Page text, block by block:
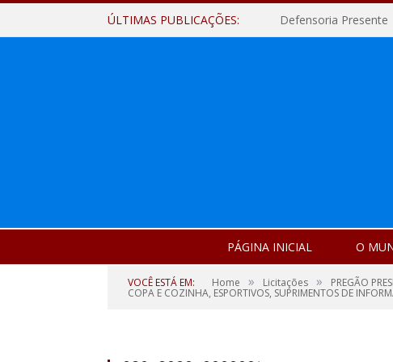
ÚLTIMAS PUBLICAÇÕES: Defensoria Presente
PÁGINA INICIAL O
VOCÊ ESTÁ EM: Home » Licitações » PREGÃO
COPA E COZINHA, ESPORTIVOS, SUPRIMENTOS DE